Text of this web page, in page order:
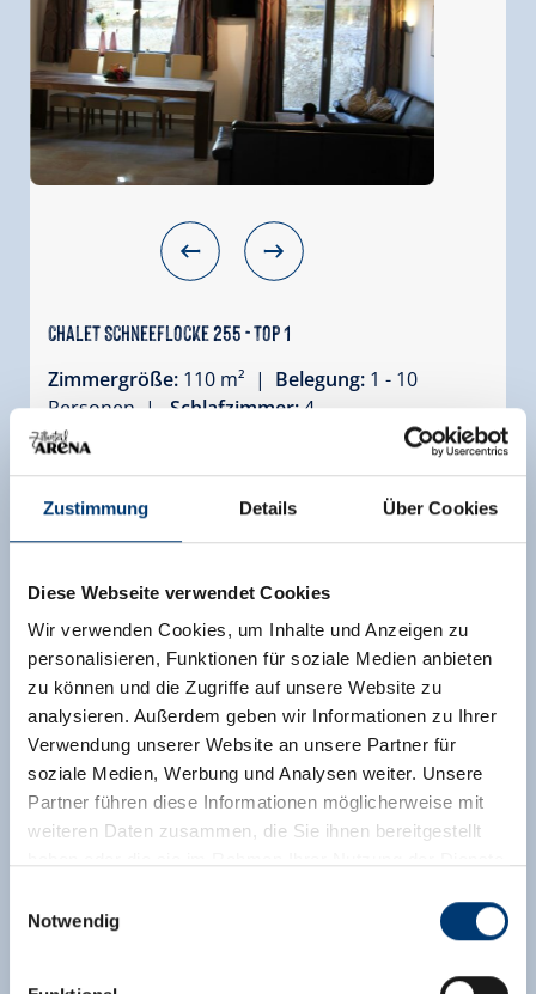
Zustimmung Details Über Cookies
Diese Webseite verwendet Cookies
Wir verwenden Cookies, um Inhalte und Anzeigen zu
personalisieren, Funktionen für soziale Medien anbieten
zu können und die Zugriffe auf unsere Website zu
analysieren. Außerdem geben wir Informationen zu Ihrer
Verwendung unserer Website an unsere Partner für
soziale Medien, Werbung und Analysen weiter. Unsere
Partner führen diese Informationen möglicherweise mit
weiteren Daten zusammen, die Sie ihnen bereitgestellt
Notwendig
Chalet Schneeflocke 255 - Top 1
Zimmergröße: 110 m² | Belegung: 1 - 10
Personen |
Schlafzimmer: 4
Die 5 Zimmer Ferienwohnung Schneeflocke 255/
Top 1 ist eine von nur zwei Wohnungen in
diesem kleinen Ferienhaus und überzeugt durch
eine stilsichere, sehr schön aufeinander
vollständig ausgestattete Küche und moderne
Badezimmer mit Natursteinfliesen runden die
optische Wirkung des Raumkonzepts ab. Das
Platzangebot ist großzügig bemessen und
eignet sich für Familien und Paare
gleichermaßen – drei der insgesamt vier
Schlafzimmer sind mit gemütlichen
Doppelbetten ausgestattet.